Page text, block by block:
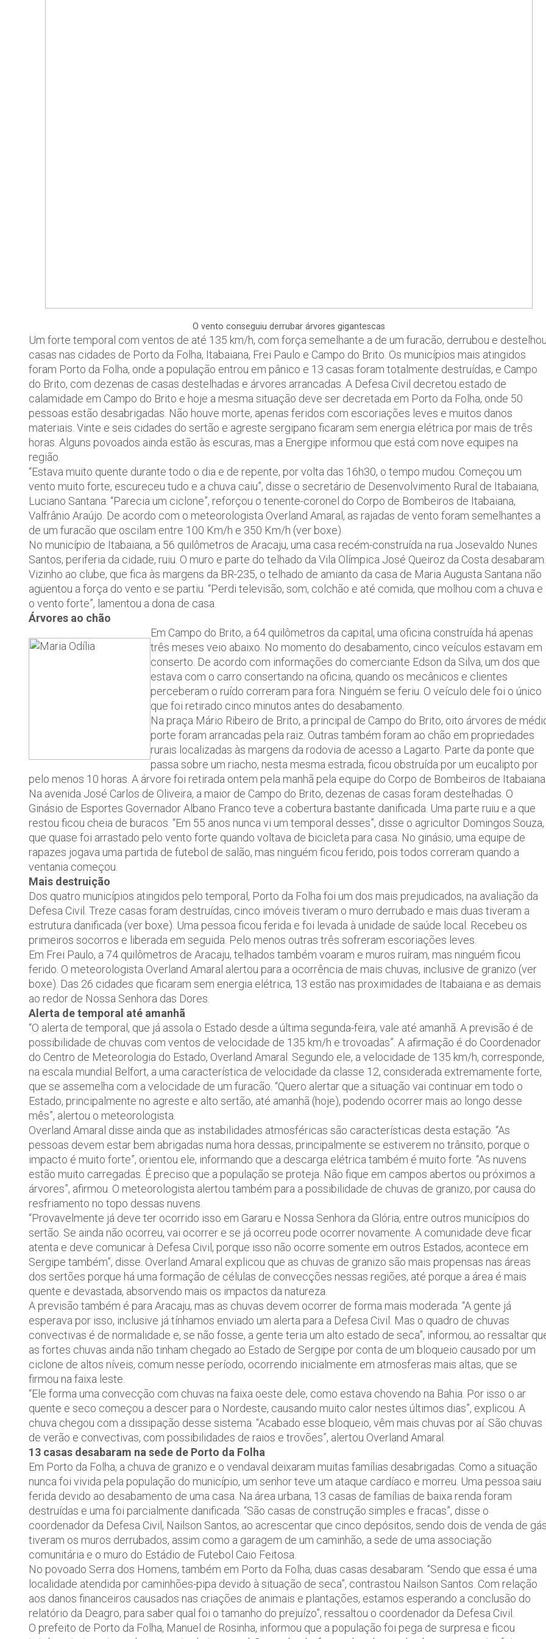
O vento conseguiu derrubar árvores gigantescas
Um forte temporal com ventos de até 135 km/h, com força semelhante a de um furacão, derrubou e
casas nas cidades de Porto da Folha, Itabaiana, Frei Paulo e Campo do Brito. Os municípios mais atingidos
foram Porto da Folha, onde a população entrou em pânico e 13 casas foram totalmente destruídas, e Campo
do Brito, com dezenas de casas destelhadas e árvores arrancadas. A Defesa Civil decretou estado de
calamidade em Campo do Brito e hoje a mesma situação deve ser decretada em Porto da Folha, onde 50
pessoas estão desabrigadas. Não houve morte, apenas feridos com escoriações leves e muitos danos
materiais. Vinte e seis cidades do sertão e agreste sergipano ficaram sem energia elétrica por mais de três
horas. Alguns povoados ainda estão às escuras, mas a Energipe informou que está com nove equipes na
região.
“Estava muito quente durante todo o dia e de repente, por volta das 16h30, o tempo mudou. Começou um
vento muito forte, escureceu tudo e a chuva caiu”, disse o secretário de Desenvolvimento Rural de Itabaiana,
Luciano Santana. “Parecia um ciclone”, reforçou o tenente-coronel do Corpo de Bombeiros de Itabaiana,
Valfrânio Araújo. De acordo com o meteorologista Overland Amaral, as rajadas de vento foram semelhantes a
de um furacão que oscilam entre 100 Km/h e 350 Km/h (ver boxe).
No município de Itabaiana, a 56 quilômetros de Aracaju, uma casa recém-construída na rua Josevaldo Nunes
Santos, periferia da cidade, ruiu. O muro e parte do telhado da Vila Olímpica José Queiroz da Costa desabaram.
Vizinho ao clube, que fica às margens da BR-235, o telhado de amianto da casa de Maria Augusta Santana não
agüentou a força do vento e se partiu. “Perdi televisão, som, colchão e até comida, que molhou com a chuva e
o vento forte”, lamentou a dona de casa.
Árvores ao chão
Em Campo do Brito, a 64 quilômetros da capital, uma oficina construída há apenas
três meses veio abaixo. No momento do desabamento, cinco veículos estavam em
conserto. De acordo com informações do comerciante Edson da Silva, um dos que
estava com o carro consertando na oficina, quando os mecânicos e clientes
perceberam o ruído correram para fora. Ninguém se feriu. O veículo dele foi o único
que foi retirado cinco minutos antes do desabamento.
Na praça Mário Ribeiro de Brito, a principal de Campo do Brito, oito árvores de
porte foram arrancadas pela raiz. Outras também foram ao chão em propriedades
rurais localizadas às margens da rodovia de acesso a Lagarto. Parte da ponte que
passa sobre um riacho, nesta mesma estrada, ficou obstruída por um eucalipto por
pelo menos 10 horas. A árvore foi retirada ontem pela manhã pela equipe do Corpo de Bombeiros de
Na avenida José Carlos de Oliveira, a maior de Campo do Brito, dezenas de casas foram destelhadas. O
Ginásio de Esportes Governador Albano Franco teve a cobertura bastante danificada. Uma parte ruiu e a que
restou ficou cheia de buracos. “Em 55 anos nunca vi um temporal desses”, disse o agricultor Domingos Souza,
que quase foi arrastado pelo vento forte quando voltava de bicicleta para casa. No ginásio, uma equipe de
rapazes jogava uma partida de futebol de salão, mas ninguém ficou ferido, pois todos correram quando a
ventania começou.
Mais destruição
Dos quatro municípios atingidos pelo temporal, Porto da Folha foi um dos mais prejudicados, na avaliação da
Defesa Civil. Treze casas foram destruídas, cinco imóveis tiveram o muro derrubado e mais duas tiveram a
estrutura danificada (ver boxe). Uma pessoa ficou ferida e foi levada à unidade de saúde local. Recebeu os
primeiros socorros e liberada em seguida. Pelo menos outras três sofreram escoriações leves.
Em Frei Paulo, a 74 quilômetros de Aracaju, telhados também voaram e muros ruíram, mas ninguém ficou
ferido. O meteorologista Overland Amaral alertou para a ocorrência de mais chuvas, inclusive de granizo (ver
boxe). Das 26 cidades que ficaram sem energia elétrica, 13 estão nas proximidades de Itabaiana e as demais
ao redor de Nossa Senhora das Dores.
Alerta de temporal até amanhã
“O alerta de temporal, que já assola o Estado desde a última segunda-feira, vale até amanhã. A previsão é de
possibilidade de chuvas com ventos de velocidade de 135 km/h e trovoadas”. A afirmação é do Coordenador
do Centro de Meteorologia do Estado, Overland Amaral. Segundo ele, a velocidade de 135 km/h, corresponde,
na escala mundial Belfort, a uma característica de velocidade da classe 12, considerada extremamente forte,
que se assemelha com a velocidade de um furacão. “Quero alertar que a situação vai continuar em todo o
Estado, principalmente no agreste e alto sertão, até amanhã (hoje), podendo ocorrer mais ao longo desse
mês”, alertou o meteorologista.
Overland Amaral disse ainda que as instabilidades atmosféricas são características desta estação. “As
pessoas devem estar bem abrigadas numa hora dessas, principalmente se estiverem no trânsito, porque o
impacto é muito forte”, orientou ele, informando que a descarga elétrica também é muito forte. “As nuvens
estão muito carregadas. É preciso que a população se proteja. Não fique em campos abertos ou próximos a
árvores”, afirmou. O meteorologista alertou também para a possibilidade de chuvas de granizo, por causa do
resfriamento no topo dessas nuvens.
“Provavelmente já deve ter ocorrido isso em Gararu e Nossa Senhora da Glória, entre outros municípios do
sertão. Se ainda não ocorreu, vai ocorrer e se já ocorreu pode ocorrer novamente. A comunidade deve ficar
atenta e deve comunicar à Defesa Civil, porque isso não ocorre somente em outros Estados, acontece em
Sergipe também”, disse. Overland Amaral explicou que as chuvas de granizo são mais propensas nas áreas
dos sertões porque há uma formação de células de convecções nessas regiões, até porque a área é mais
quente e devastada, absorvendo mais os impactos da natureza.
A previsão também é para Aracaju, mas as chuvas devem ocorrer de forma mais moderada. “A gente já
esperava por isso, inclusive já tínhamos enviado um alerta para a Defesa Civil. Mas o quadro de chuvas
convectivas é de normalidade e, se não fosse, a gente teria um alto estado de seca”, informou, ao ressaltar
as fortes chuvas ainda não tinham chegado ao Estado de Sergipe por conta de um bloqueio causado por um
ciclone de altos níveis, comum nesse período, ocorrendo inicialmente em atmosferas mais altas, que se
firmou na faixa leste.
“Ele forma uma convecção com chuvas na faixa oeste dele, como estava chovendo na Bahia. Por isso o ar
quente e seco começou a descer para o Nordeste, causando muito calor nestes últimos dias”, explicou. A
chuva chegou com a dissipação desse sistema. “Acabado esse bloqueio, vêm mais chuvas por aí. São chuvas
de verão e convectivas, com possibilidades de raios e trovões”, alertou Overland Amaral.
13 casas desabaram na sede de Porto da Folha
Em Porto da Folha, a chuva de granizo e o vendaval deixaram muitas famílias desabrigadas. Como a situação
nunca foi vivida pela população do município, um senhor teve um ataque cardíaco e morreu. Uma pessoa saiu
ferida devido ao desabamento de uma casa. Na área urbana, 13 casas de famílias de baixa renda foram
destruídas e uma foi parcialmente danificada. “São casas de construção simples e fracas”, disse o
coordenador da Defesa Civil, Nailson Santos, ao acrescentar que cinco depósitos, sendo dois de venda de
tiveram os muros derrubados, assim como a garagem de um caminhão, a sede de uma associação
comunitária e o muro do Estádio de Futebol Caio Feitosa.
No povoado Serra dos Homens, também em Porto da Folha, duas casas desabaram. “Sendo que essa é uma
localidade atendida por caminhões-pipa devido à situação de seca”, contrastou Nailson Santos. Com relação
aos danos financeiros causados nas criações de animais e plantações, estamos esperando a conclusão do
relatório da Deagro, para saber qual foi o tamanho do prejuízo”, ressaltou o coordenador da Defesa Civil.
O prefeito de Porto da Folha, Manuel de Rosinha, informou que a população foi pega de surpresa e ficou